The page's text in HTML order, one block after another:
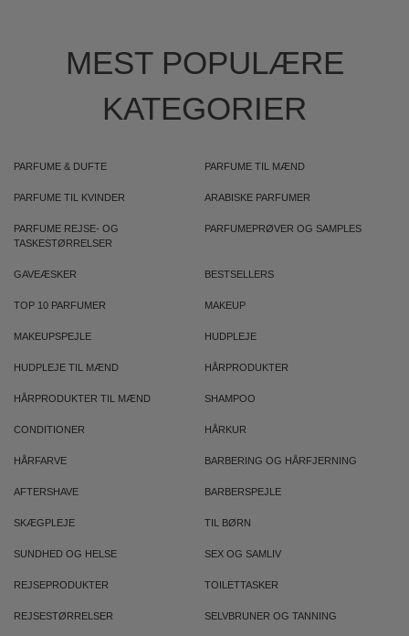
MEST POPULÆRE
KATEGORIER
PARFUME & DUFTE PARFUME TIL MÆND
PARFUME TIL KVINDER ARABISKE PARFUMER
PARFUME REJSE- OG
TASKESTØRRELSER
PARFUMEPRØVER OG SAMPLES
GAVEÆSKER BESTSELLERS
TOP 10 PARFUMER MAKEUP
MAKEUPSPEJLE HUDPLEJE
HUDPLEJE TIL MÆND HÅRPRODUKTER
HÅRPRODUKTER TIL MÆND SHAMPOO
CONDITIONER HÅRKUR
HÅRFARVE BARBERING OG HÅRFJERNING
AFTERSHAVE BARBERSPEJLE
SKÆGPLEJE TIL BØRN
SUNDHED OG HELSE SEX OG SAMLIV
REJSEPRODUKTER TOILETTASKER
REJSESTØRRELSER SELVBRUNER OG TANNING